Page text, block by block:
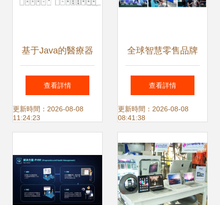
基于Java的醫療器
械銷售系統與
Node.js/Express程
及輔助設備零售領
域的綜合應用
查看詳情
更新時間：2026-08-08
11:24:23
全球智慧零售品牌
展 第3屆中國 廈門
國際智慧零售展
查看詳情
更新時間：2026-08-08
08:41:38